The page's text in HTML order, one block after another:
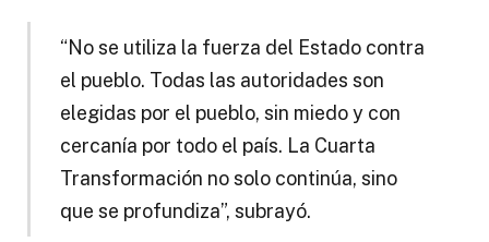
“No se utiliza la fuerza del Estado contra
el pueblo. Todas las autoridades son
elegidas por el pueblo, sin miedo y con
cercanía por todo el país. La Cuarta
Transformación no solo continúa, sino
que se profundiza”, subrayó.